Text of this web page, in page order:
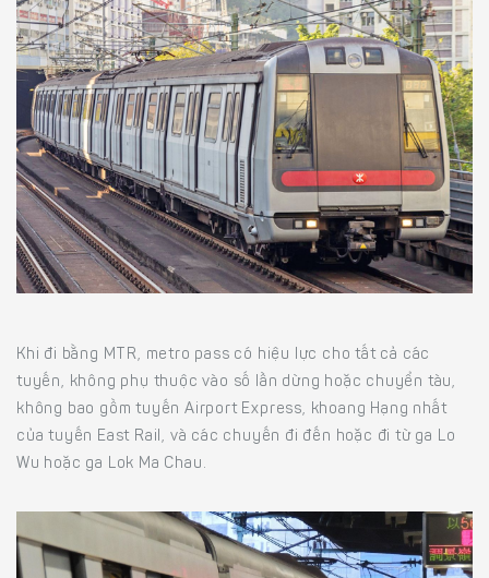
Khi đi bằng MTR, metro pass có hiệu lực cho tất cả các
tuyến, không phụ thuộc vào số lần dừng hoặc chuyển tàu,
không bao gồm tuyến Airport Express, khoang Hạng nhất
của tuyến East Rail, và các chuyến đi đến hoặc đi từ ga Lo
Wu hoặc ga Lok Ma Chau.